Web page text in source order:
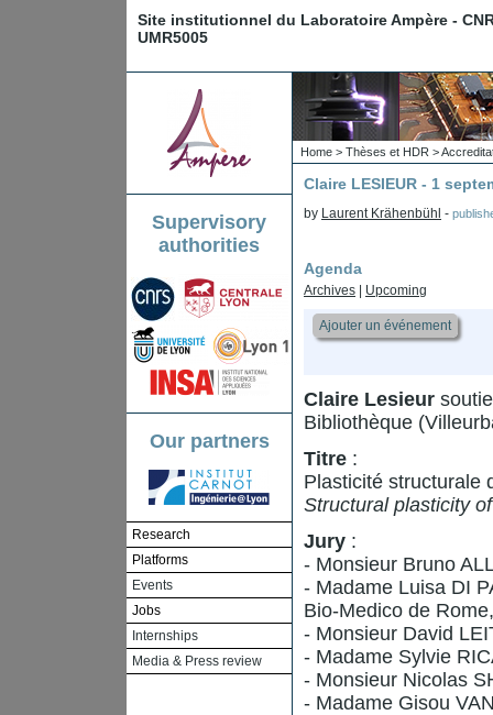
Site institutionnel du Laboratoire Ampère -
UMR5005
Supervisory
authorities
Our partners
Research
Platforms
Events
Jobs
Internships
Media & Press review
Home > Thèses et HDR >
Claire LESIEUR - 1
by Laurent Krähenbühl -
Agenda
Archives Upcoming
Ajouter un événement
Claire Lesieur
Bibliothèque
Titre :
Plasticité structurale
Structural plasticity
Jury :
- Monsieur Bruno
- Madame Luisa DI
Bio-Medico de
- Monsieur David
- Madame Sylvie
- Monsieur Nicolas
- Madame Gisou